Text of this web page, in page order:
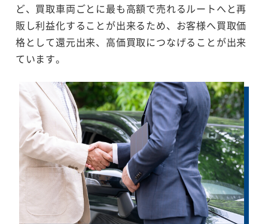
ど、買取車両ごとに最も高額で売れるルートへと再
販し利益化することが出来るため、お客様へ買取価
格として還元出来、高価買取につなげることが出来
ています。